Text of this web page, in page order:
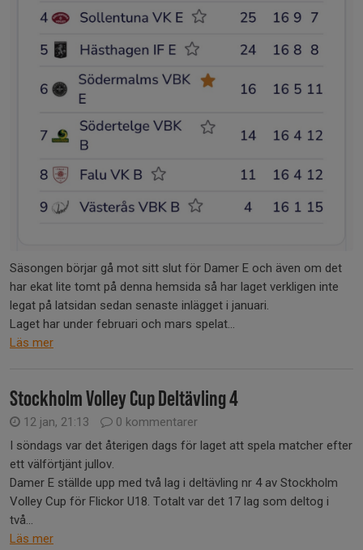
Säsongen börjar gå mot sitt slut för Damer E och även om det
har ekat lite tomt på denna hemsida så har laget verkligen inte
legat på latsidan sedan senaste inlägget i januari.
Laget har under februari och mars spelat...
Läs mer
Stockholm Volley Cup Deltävling 4
12 jan, 21:13
0 kommentarer
I söndags var det återigen dags för laget att spela matcher efter
ett välförtjänt jullov.
Damer E ställde upp med två lag i deltävling nr 4 av Stockholm
Volley Cup för Flickor U18. Totalt var det 17 lag som deltog i
två...
Läs mer